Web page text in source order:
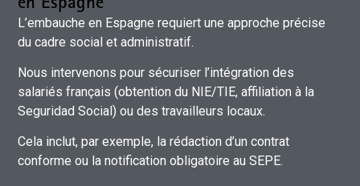
L’embauche en Espagne requiert une approche précise
du cadre social et administratif.
Nous intervenons pour sécuriser l’intégration des
salariés français (obtention du NIE/TIE, affiliation à la
Seguridad Social) ou des travailleurs locaux.
Cela inclut, par exemple, la rédaction d’un contrat
conforme ou la notification obligatoire au SEPE.